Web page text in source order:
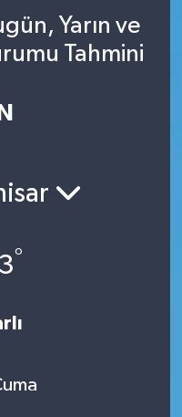
Yarın ve
Tahmini
3°
Fikstür